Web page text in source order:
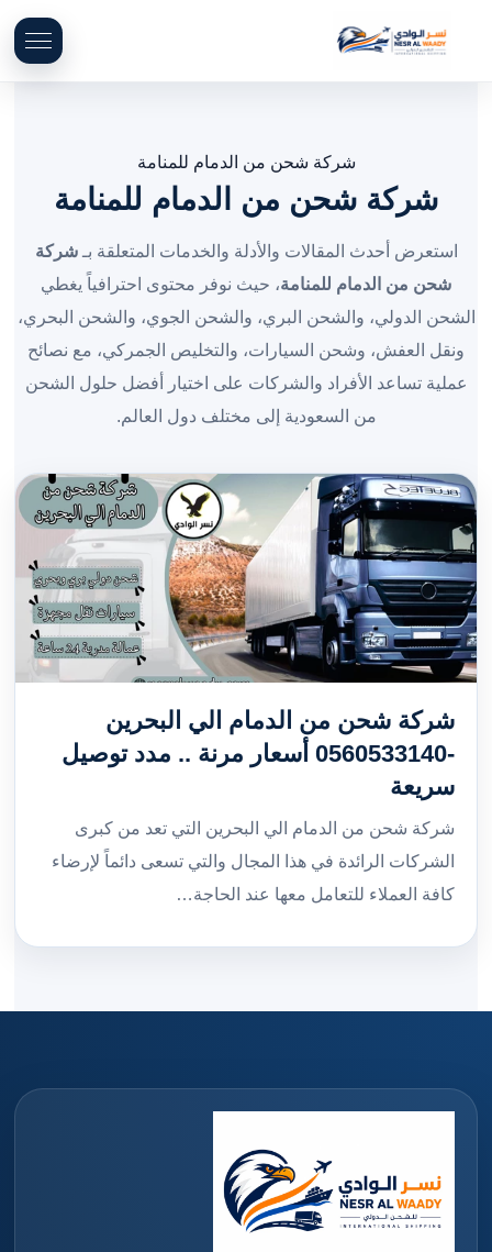
شركة شحن من الدمام للمنامة
شركة شحن من الدمام للمنامة
استعرض أحدث المقالات والأدلة والخدمات المتعلقة بـشركة
شحن من الدمام للمنامة، حيث نوفر محتوى احترافياً يغطي
الشحن الدولي، والشحن البري، والشحن الجوي، والشحن البحري،
ونقل العفش، وشحن السيارات، والتخليص الجمركي، مع نصائح
عملية تساعد الأفراد والشركات على اختيار أفضل حلول الشحن
من السعودية إلى مختلف دول العالم.
شركة شحن من الدمام الي البحرين
-0560533140 أسعار مرنة .. مدد توصيل
سريعة
شركة شحن من الدمام الي البحرين التي تعد من كبرى
الشركات الرائدة في هذا المجال والتي تسعى دائماً لإرضاء
كافة العملاء للتعامل معها عند الحاجة…